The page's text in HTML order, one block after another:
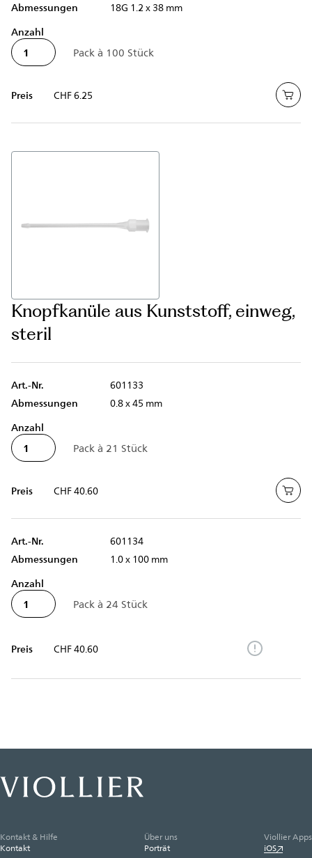
Abmessungen
18G 1.2 x 38 mm
Anzahl
Preis CHF 6.25
Knopfkanüle aus Kunststoff, einweg,
steril
Art.-Nr.
601133
Abmessungen
0.8 x 45 mm
Anzahl
Preis CHF 40.60
Art.-Nr.
601134
Abmessungen
1.0 x 100 mm
Anzahl
Preis CHF 40.60
Kontakt & Hilfe
Kontakt
Über uns
Porträt
Viollier Apps
iOS